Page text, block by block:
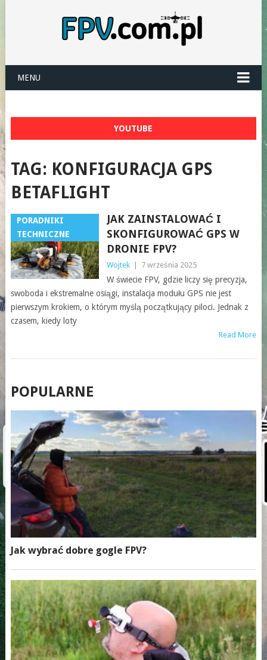
MENU
YOUTUBE
TAG: KONFIGURACJA GPS
BETAFLIGHT
PORADNIKI
TECHNICZNE
JAK ZAINSTALOWAĆ I
SKONFIGUROWAĆ GPS W
DRONIE FPV?
Wojtek 7 września 2025
W świecie FPV, gdzie liczy się precyzja,
swoboda i ekstremalne osiągi, instalacja modułu GPS nie jest
pierwszym krokiem, o którym myślą początkujący piloci. Jednak z
czasem, kiedy loty
Read More
POSTS
NAVIGATION
POPULARNE